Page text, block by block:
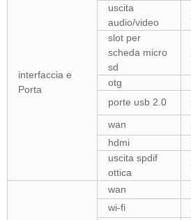
interfaccia e
Porta
uscita
audio/video
slot per
scheda micro
sd
otg
porte usb 2.0
wan
hdmi
uscita spdif
ottica
wan
wi-fi